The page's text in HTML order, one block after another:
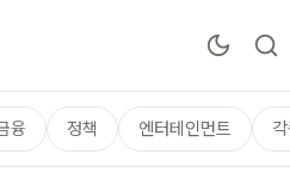
융 정책 엔터테인먼트